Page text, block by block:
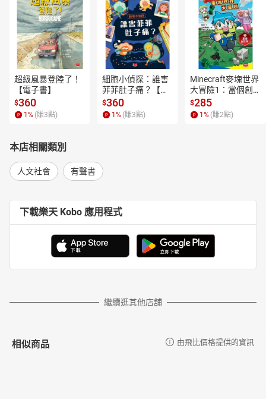
超級風暴登陸了！
【電子書】
$360
1 % (賺3點)
細胞小偵探：誰害
菲菲肚子痛？【電
子書】
$360
1 % (賺3點)
Minecraft麥塊世界
大冒險1：當個創世
神！【電子書】
$285
1 % (賺2點)
本店相關類別
人文社會 有聲書
下載樂天 Kobo 應用程式
繼續逛其他店舖
相似商品 由飛比價格提供的資訊